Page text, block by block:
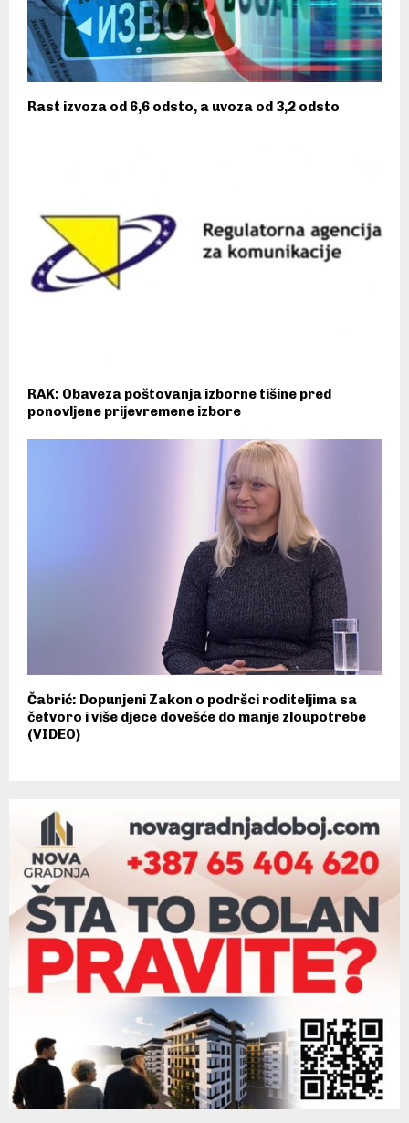
Rast izvoza od 6,6 odsto, a uvoza od 3,2 odsto
RAK: Obaveza poštovanja izborne tišine pred
ponovljene prijevremene izbore
Čabrić: Dopunjeni Zakon o podršci roditeljima sa
četvoro i više djece dovešće do manje zloupotrebe
(VIDEO)